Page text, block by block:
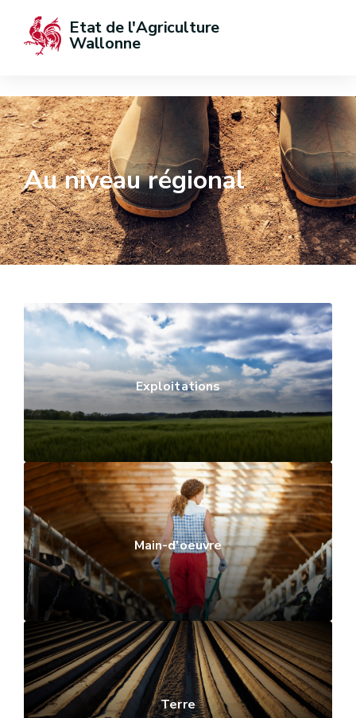
Etat de l'Agriculture
Wallonne
Au niveau régional
Exploitations
Main-d'oeuvre
Terre